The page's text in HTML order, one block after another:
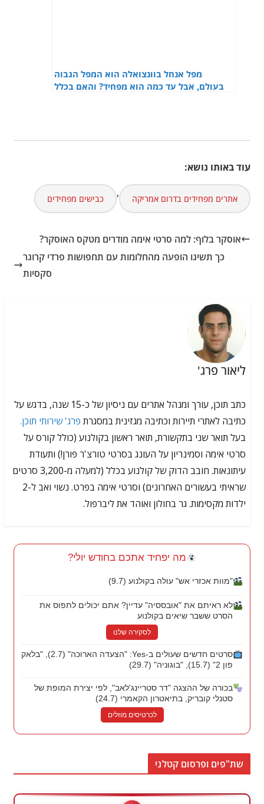
מפל אנחל בוונצואלה הוא המפל הגבוה
בעולם, אבל עד כמה הוא מפחיד? והאם בכלל
עוד באותו נושא:
אתרים מפחידים בדרום אמריקה , כבישים מפחידים
אוסקר בלוף: למה סרטי אימה מודרים מטקס האוסקר?
כך תשיגו הופעה מהחלומות עם תחפושות פרדי קרוגר
סקסיות
ליאור פרג'
כתב תוכן, עורך ומנהל אתרים עם ניסיון של כ-15 שנה, בדגש על
כתיבה לאתרי תיירות וכתיבה מגזינית במסגרת פרג' שירותי תוכן.
בעל תואר שני בתקשורת, תואר ראשון בקולנוע (כולל קורס על
סרטי אימה וסמינריון על העונג בסרטי טורצ'ר פורן!) ותעודת
עיתונאות. חובב הדוק של קולנוע בכלל (למעלה מ-3,200 סרטים
שראיתי בעשורים האחרונים) וסרטי אימה בפרט. נשוי ואב ל-2
ילדות מקסימות. גר בחולון ואוהד את ליברפול.
מה יפחיד אתכם בחודש יולי?
"מוות אכזרי אש" עולה בקולנוע (9.7)
לא ראיתם את "אובססיה" עדיין? אתם יכולים לתפוס את
הסרט ששבר שיאים בקולנוע
לסקירה שלנו
סרטים חדשים שעולים ב-Yes: "הצעדה הארוכה" (2.7), "בלאק
פון 2" (15.7), "בוגוניה" (29.7)
בכורה של ההצגה "דר סטריינג'לאב", לפי יצירת המופת של
סטנלי קובריק, בתיאטרון הקאמרי (24.7)
לכרטיסים מוזלים
שת"פים ופרסום קטלני